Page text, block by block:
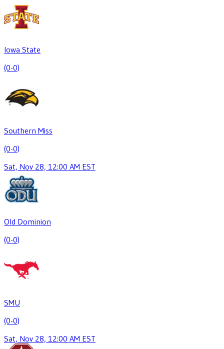
Iowa State
(0-0)
Southern Miss
(0-0)
Sat, Nov 28, 12:00 AM EST
Old Dominion
(0-0)
SMU
(0-0)
Sat, Nov 28, 12:00 AM EST